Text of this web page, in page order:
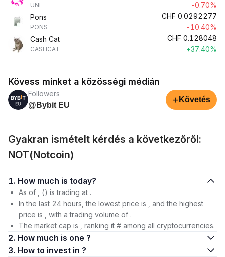
UNI
-0.70%
Pons
PONS
CHF 0.0292277
-10.40%
Cash Cat
CASHCAT
CHF 0.128048
+37.40%
Kövess minket a közösségi médián
Followers
@Bybit EU
+ Követés
Gyakran ismételt kérdés a következőről:
NOT(Notcoin)
1. How much is today?
As of , () is trading at .
In the last 24 hours, the lowest price is , and the highest
price is , with a trading volume of .
The market cap is , ranking it # among all cryptocurrencies.
2. How much is one ?
3. How to invest in ?